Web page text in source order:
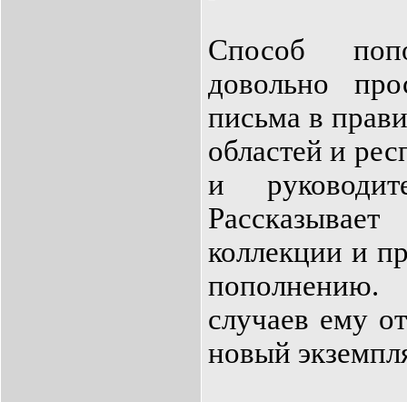
Способ
довольно
письма в
областей и
и
коллекции и
случаев ему
новый